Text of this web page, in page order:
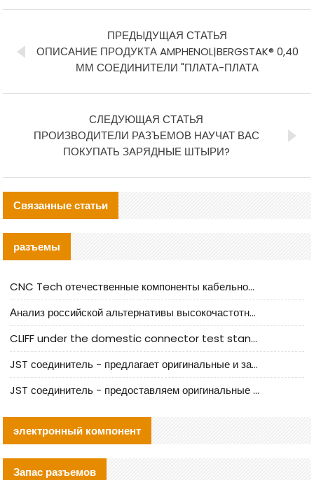
ПРЕДЫДУЩАЯ СТАТЬЯ
ОПИСАНИЕ ПРОДУКТА AMPHENOL|BERGSTAK® 0,40
ММ СОЕДИНИТЕЛИ "ПЛАТА-ПЛАТА
СЛЕДУЮЩАЯ СТАТЬЯ
ПРОИЗВОДИТЕЛИ РАЗЪЕМОВ НАУЧАТ ВАС
ПОКУПАТЬ ЗАРЯДНЫЕ ШТЫРИ?
Связанные статьи
разъемы
CNC Tech отечественные компоненты кабельной арматуры оценка и руководство по производственному внедрению
Анализ российской альтернативы высокочастотных кабельных колодцев I-PEX
CLIFF under the domestic connector test standard update
JST соединитель - предлагает оригинальные и заменяющие JST NSHR-02V-S соединители
JST соединитель - предоставляем оригинальные JST GHR-09V-S соединители и их аналоги
электронный компонент
Запас разъемов